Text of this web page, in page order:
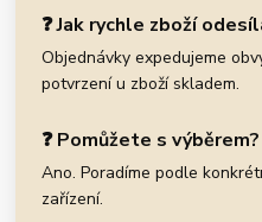
❓ Jak rychle zboží
Objednávky expedujeme
potvrzení u zboží skladem.
❓ Pomůžete s výběrem?
Ano. Poradíme podle
zařízení.